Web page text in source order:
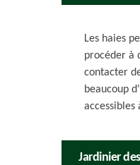
Les haies
procéder à
contacter
beaucoup
accessibles
Jardinier